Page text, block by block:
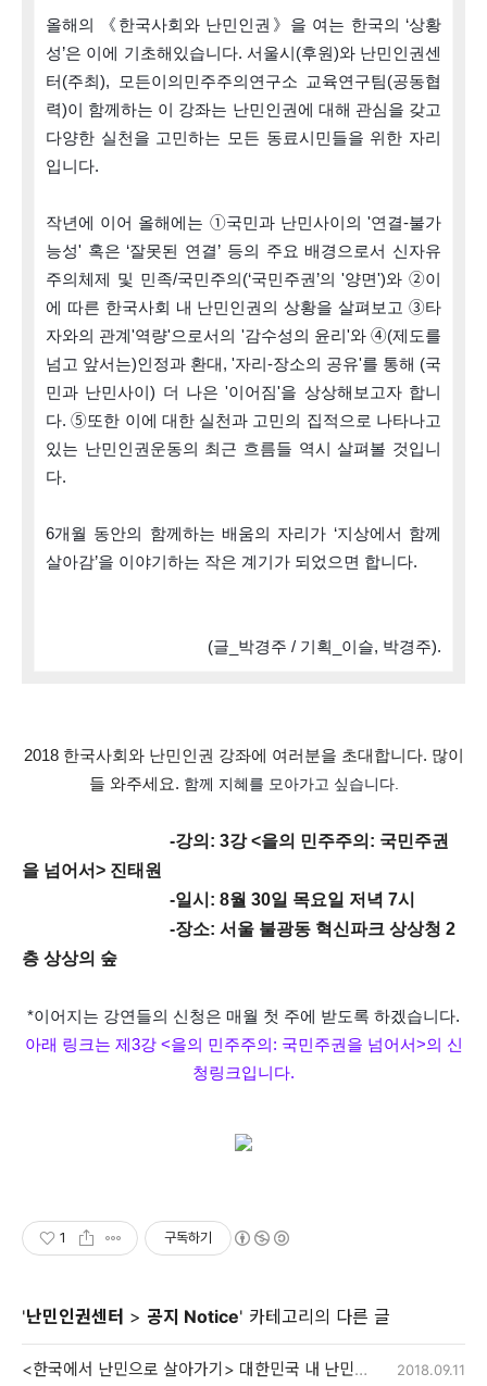
올해의 《한국사회와 난민인권》을 여는 한국의 ‘상황
성’은 이에 기초해있습니다. 서울시(후원)와 난민인권센
터(주최), 모든이의민주주의연구소 교육연구팀(공동협
력)이 함께하는 이 강좌는 난민인권에 대해 관심을 갖고
다양한 실천을 고민하는 모든 동료시민들을 위한 자리
입니다.
작년에 이어 올해에는 ➀국민과 난민사이의 '연결-불가
능성' 혹은 ‘잘못된 연결’ 등의 주요 배경으로서 신자유
주의체제 및 민족/국민주의(‘국민주권’의 '양면')와 ➁이
에 따른 한국사회 내 난민인권의 상황을 살펴보고 ➂타
자와의 관계'역량'으로서의 '감수성의 윤리'와 ➃(제도를
넘고 앞서는)인정과 환대, '자리-장소의 공유'를 통해 (국
민과 난민사이) 더 나은 '이어짐'을 상상해보고자 합니
다. ➄또한 이에 대한 실천과 고민의 집적으로 나타나고
있는 난민인권운동의 최근 흐름들 역시 살펴볼 것입니
다.
6개월 동안의 함께하는 배움의 자리가 ‘지상에서 함께
살아감’을 이야기하는 작은 계기가 되었으면 합니다.
(글_박경주 / 기획_이슬, 박경주).
2018 한국사회와 난민인권 강좌에 여러분을 초대합니다. 많이
들 와주세요. 함께 지혜를 모아가고 싶습니다.
-강의: 3강 <을의 민주주의: 국민주권
을 넘어서> 진태원
-일시: 8월 30일 목요일 저녁 7시
-장소: 서울 불광동 혁신파크 상상청 2
층 상상의 숲
*이어지는 강연들의 신청은 매월 첫 주에 받도록 하겠습니다.
아래 링크는 제3강 <을의 민주주의: 국민주권을 넘어서>의 신
청링크입니다.
1 구독하기
'난민인권센터 > 공지 Notice' 카테고리의 다른 글
<한국에서 난민으로 살아가기> 대한민국 내 난민인정자의 처우 현황 보고대회 2018.09.11